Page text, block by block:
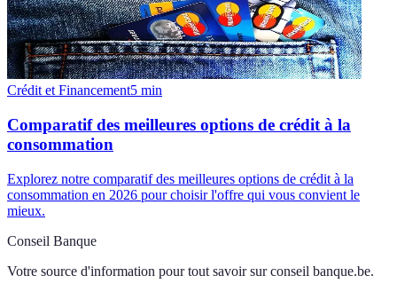
Crédit et Financement5 min
Comparatif des meilleures options de crédit à la
consommation
Explorez notre comparatif des meilleures options de crédit à la
consommation en 2026 pour choisir l'offre qui vous convient le
mieux.
Conseil Banque
Votre source d'information pour tout savoir sur conseil banque.be.